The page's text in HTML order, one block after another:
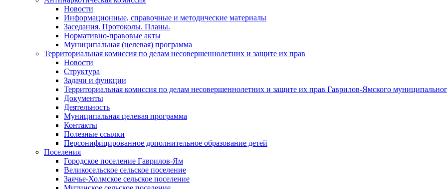
Новости
Информационные, справочные и методические материалы
Заседания. Протоколы. Планы.
Нормативно-правовые акты
Муниципальная (целевая) программа
Территориальная комиссия по делам несовершеннолетних и защите их прав
Новости
Структура
Задачи и функции
Территориальная комиссия по делам несовершеннолетних и защите их прав Гаврилов-Ямского
Документы
Деятельность
Муниципальная целевая программа
Контакты
Полезные ссылки
Персонифицированное дополнительное образование детей
Поселения
Городское поселение Гаврилов-Ям
Великосельское сельское поселение
Заячье-Холмское сельское поселение